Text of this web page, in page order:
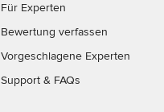
Für Experten
Bewertung verfassen
Vorgeschlagene Experten
Support & FAQs